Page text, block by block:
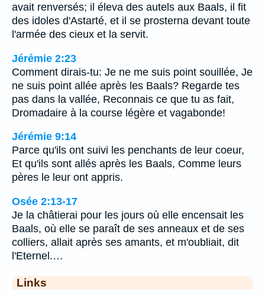
avait renversés; il éleva des autels aux Baals, il fit
des idoles d'Astarté, et il se prosterna devant toute
l'armée des cieux et la servit.
Jérémie 2:23
Comment dirais-tu: Je ne me suis point souillée, Je
ne suis point allée après les Baals? Regarde tes
pas dans la vallée, Reconnais ce que tu as fait,
Dromadaire à la course légère et vagabonde!
Jérémie 9:14
Parce qu'ils ont suivi les penchants de leur coeur,
Et qu'ils sont allés après les Baals, Comme leurs
pères le leur ont appris.
Osée 2:13-17
Je la châtierai pour les jours où elle encensait les
Baals, où elle se paraît de ses anneaux et de ses
colliers, allait après ses amants, et m'oubliait, dit
l'Eternel.…
Links